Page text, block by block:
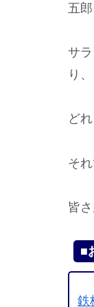
五
サ
り、
ど
そ
皆
■
鉄